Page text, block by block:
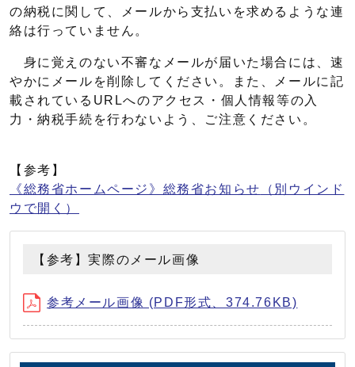
の納税に関して、メールから支払いを求めるような連
絡は行っていません。
身に覚えのない不審なメールが届いた場合には、速
やかにメールを削除してください。また、メールに記
載されているURLへのアクセス・個人情報等の入
力・納税手続を行わないよう、ご注意ください。
【参考】
《総務省ホームページ》総務省お知らせ
（別ウインド
ウで開く）
【参考】実際のメール画像
参考メール画像 (PDF形式、374.76KB)